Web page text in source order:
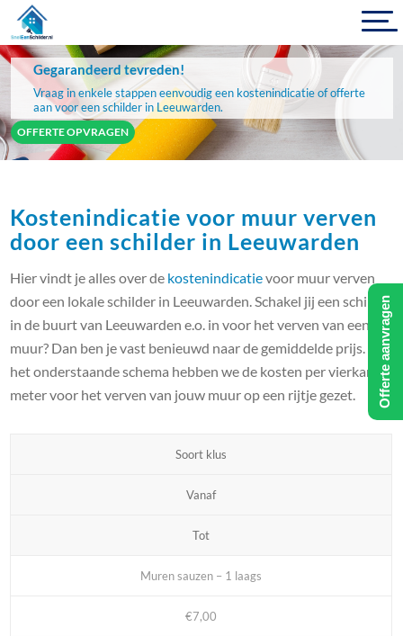
Gegarandeerd tevreden!
Vraag in enkele stappen eenvoudig een kostenindicatie of offerte
aan voor een schilder in Leeuwarden.
OFFERTE OPVRAGEN
Kostenindicatie voor muur verven
door een schilder in Leeuwarden
Hier vindt je alles over de kostenindicatievoor muur verven
door een lokale schilder in Leeuwarden. Schakel jij een schilder
in de buurt van Leeuwarden e.o. in voor het verven van een
muur? Dan ben je vast benieuwd naar de gemiddelde prijs. In
het onderstaande schema hebben we de kosten per vierkante
meter voor het verven van jouw muur op een rijtje gezet.
Soort klus
Vanaf
Tot
Muren sauzen – 1 laags
€7,00
Offerte aanvragen